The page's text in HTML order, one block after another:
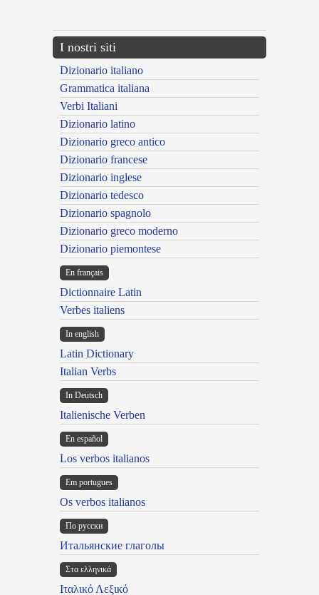
I nostri siti
Dizionario italiano
Grammatica italiana
Verbi Italiani
Dizionario latino
Dizionario greco antico
Dizionario francese
Dizionario inglese
Dizionario tedesco
Dizionario spagnolo
Dizionario greco moderno
Dizionario piemontese
En français
Dictionnaire Latin
Verbes italiens
In english
Latin Dictionary
Italian Verbs
In Deutsch
Italienische Verben
En español
Los verbos italianos
Em portugues
Os verbos italianos
По русски
Итальянские глаголы
Στα ελληνικά
Ιταλικό Λεξικό